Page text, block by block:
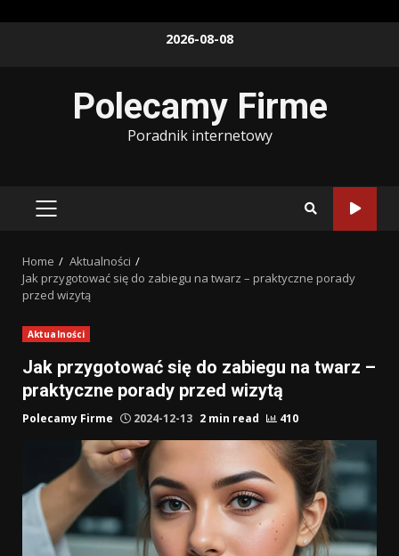
2026-08-08
Polecamy Firme
Poradnik internetowy
PRIMARY
Home
Aktualności
Jak przygotować się do zabiegu na twarz – praktyczne porady
przed wizytą
Aktualności
Jak przygotować się do zabiegu na twarz –
praktyczne porady przed wizytą
Polecamy Firme 2024-12-13 2 min read 410